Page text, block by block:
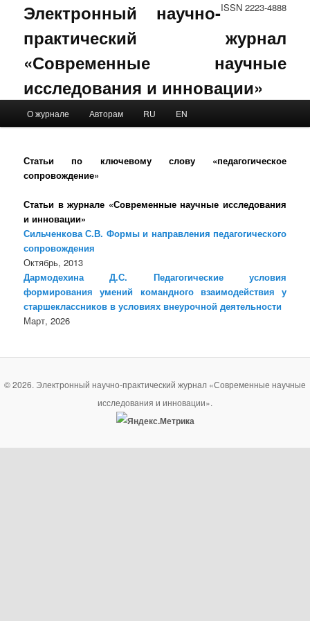
ISSN 2223-4888
Электронный научно-
практический журнал
«Современные научные
исследования и инновации»
Skip to primary content
Skip to secondary content
О журнале Авторам RU EN
Статьи по ключевому слову «педагогическое
сопровождение»
Статьи в журнале «Современные научные исследования
и инновации»
Сильченкова С.В. Формы и направления педагогического
сопровождения
Октябрь, 2013
Дармодехина Д.С. Педагогические условия
формирования умений командного взаимодействия у
старшеклассников в условиях внеурочной деятельности
Март, 2026
© 2026. Электронный научно-практический журнал «Современные научные
исследования и инновации».